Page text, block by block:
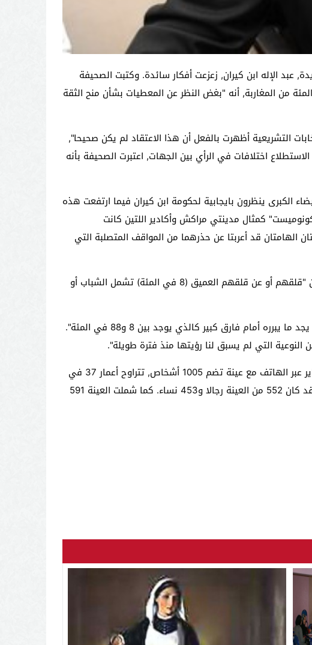
عبد الإله ابن كيران, زعزعت أفكار سائدة. وكتبت الصحيفة
التي نشرت يوم الجمعة الماضي نتائج الاستطلاع التي تؤكد أن رئيس الحكومة يحظى بثقة 88 في المئة من المغاربة, أنه "بغض النظر عن المعطيات بشأن منح الثقة
التشريعية أظهرت بالفعل أن هذا الاعتقاد لم يكن صحيحا",
اختلافات في الرأي بين الجهات, اعتبرت الصحيفة بأنه
ظهر أن 18 في المئة من سكان جهة الدار البيضاء الكبرى ينظرون بايجابية لحكومة ابن كيران فيما ارتفعت هذه
الصدد, أعطت صحيفة " ليكونوميست" كمثال مدينتي مراكش وأكادير اللتين كانت
الهامتان قد أعربتا عن حذرهما من المواقف المتصلبة التي
وأضاف كاتب المقال أن تفاصيل أخرى هامة يمكن استقصاؤها من هذا التحقيق, حيث أبان أن نسبة الذين عبروا عن "قلقهم أو عن قلقهم العميق (8 في المئة) تشمل الشباب أو
وبخصوص صدق الإجابات, تعتقد الصحيفة أن "السؤال قد يكون له ما يبرره إذا كان الفارق بسيطا إلا أن السؤال لا يجد ما يبرره أمام فارق كبير كالذي يوجد بين 8 و88 في المئة".
التي لم يسبق لنا رؤيتها منذ فترة طويلة".
وذكرت ورقة تقنية نشرتها صحيفة ليكونوميست أن استطلاع الرأي موضوع المقال كان قد أجري ما بين 5 و 10 يناير عبر الهاتف مع عينة تضم 1005 أشخاص, تتراوح أعمار 37 في
المئة منهم بين 18 و 29 عاما فيما يبلغ سن 14 في المئة منهم 50 عاما. وعلى مستوى التوزيع حسب الجنس, فقد كان 552 من العينة رجالا و453 نساء. كما شملت العينة 591